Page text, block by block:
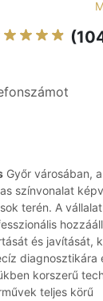
Győr városában,
színvonalat
terén. A
és javítását,
diagnosztikára
korszerű
teljes körű